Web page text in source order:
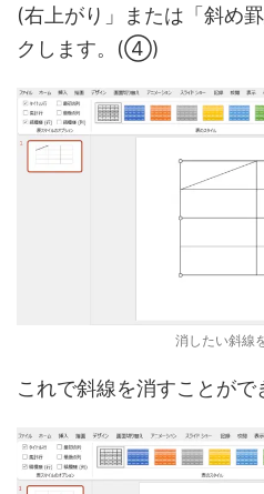
(右上がり」または「斜め
クします。(④)
消したい斜線
これで斜線を消すことがで